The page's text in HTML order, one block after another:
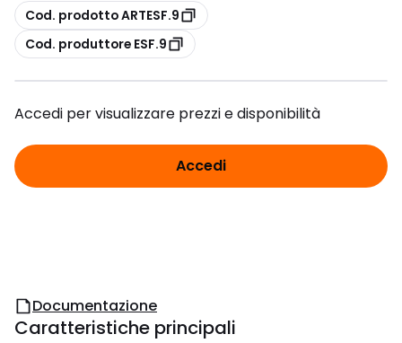
copia
Cod. prodotto ARTESF.9
copia
Cod. produttore ESF.9
Accedi per visualizzare prezzi e disponibilità
Accedi
Documentazione
Caratteristiche principali